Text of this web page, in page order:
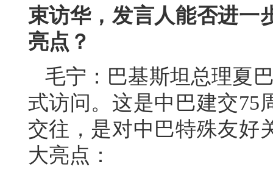
束访华，发言人能否进一
亮点？
毛宁：巴基斯坦总理夏
式访问。这是中巴建交75
交往，是对中巴特殊友好
大亮点：